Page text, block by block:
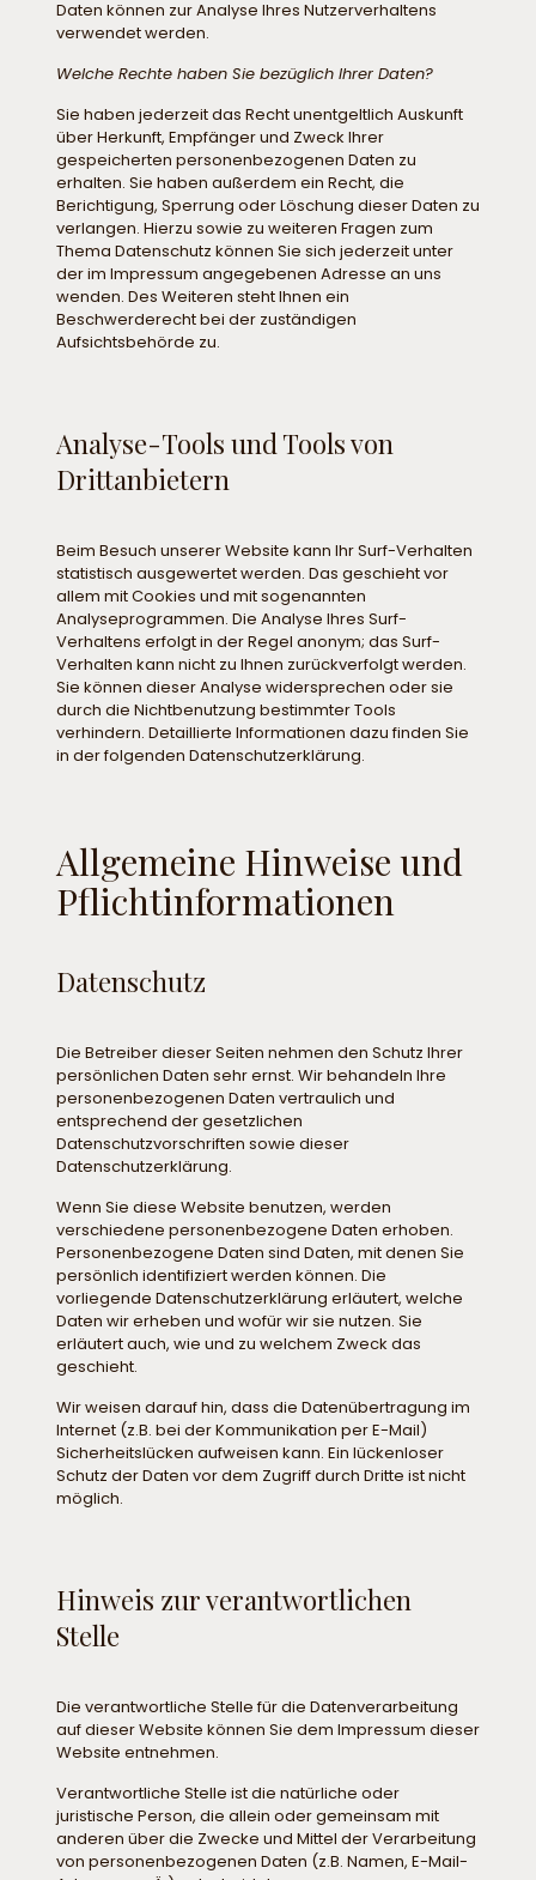
Daten können zur Analyse Ihres Nutzerverhaltens
verwendet werden.
Welche Rechte haben Sie bezüglich Ihrer Daten?
Sie haben jederzeit das Recht unentgeltlich Auskunft
über Herkunft, Empfänger und Zweck Ihrer
gespeicherten personenbezogenen Daten zu
erhalten. Sie haben außerdem ein Recht, die
Berichtigung, Sperrung oder Löschung dieser Daten zu
verlangen. Hierzu sowie zu weiteren Fragen zum
Thema Datenschutz können Sie sich jederzeit unter
der im Impressum angegebenen Adresse an uns
wenden. Des Weiteren steht Ihnen ein
Beschwerderecht bei der zuständigen
Aufsichtsbehörde zu.
Analyse-Tools und Tools von
Drittanbietern
Beim Besuch unserer Website kann Ihr Surf-Verhalten
statistisch ausgewertet werden. Das geschieht vor
allem mit Cookies und mit sogenannten
Analyseprogrammen. Die Analyse Ihres Surf-
Verhaltens erfolgt in der Regel anonym; das Surf-
Verhalten kann nicht zu Ihnen zurückverfolgt werden.
Sie können dieser Analyse widersprechen oder sie
durch die Nichtbenutzung bestimmter Tools
verhindern. Detaillierte Informationen dazu finden Sie
in der folgenden Datenschutzerklärung.
Allgemeine Hinweise und
Pflicht­informationen
Datenschutz
Die Betreiber dieser Seiten nehmen den Schutz Ihrer
persönlichen Daten sehr ernst. Wir behandeln Ihre
personenbezogenen Daten vertraulich und
entsprechend der gesetzlichen
Datenschutzvorschriften sowie dieser
Datenschutzerklärung.
Wenn Sie diese Website benutzen, werden
verschiedene personenbezogene Daten erhoben.
Personenbezogene Daten sind Daten, mit denen Sie
persönlich identifiziert werden können. Die
vorliegende Datenschutzerklärung erläutert, welche
Daten wir erheben und wofür wir sie nutzen. Sie
erläutert auch, wie und zu welchem Zweck das
geschieht.
Wir weisen darauf hin, dass die Datenübertragung im
Internet (z.B. bei der Kommunikation per E-Mail)
Sicherheitslücken aufweisen kann. Ein lückenloser
Schutz der Daten vor dem Zugriff durch Dritte ist nicht
möglich.
Hinweis zur verantwortlichen
Stelle
Die verantwortliche Stelle für die Datenverarbeitung
auf dieser Website können Sie dem Impressum dieser
Website entnehmen.
Verantwortliche Stelle ist die natürliche oder
juristische Person, die allein oder gemeinsam mit
anderen über die Zwecke und Mittel der Verarbeitung
von personenbezogenen Daten (z.B. Namen, E-Mail-